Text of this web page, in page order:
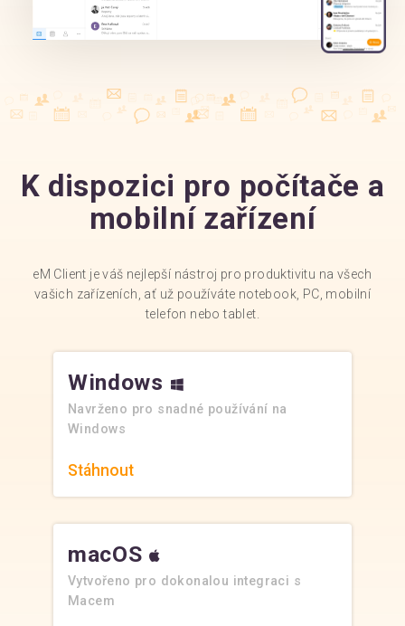
K dispozici pro počítače a
mobilní zařízení
eM Client je váš nejlepší nástroj pro produktivitu na všech
vašich zařízeních, ať už používáte notebook, PC, mobilní
telefon nebo tablet.
Windows
Navrženo pro snadné používání na
Windows
Stáhnout
macOS
Vytvořeno pro dokonalou integraci s
Macem